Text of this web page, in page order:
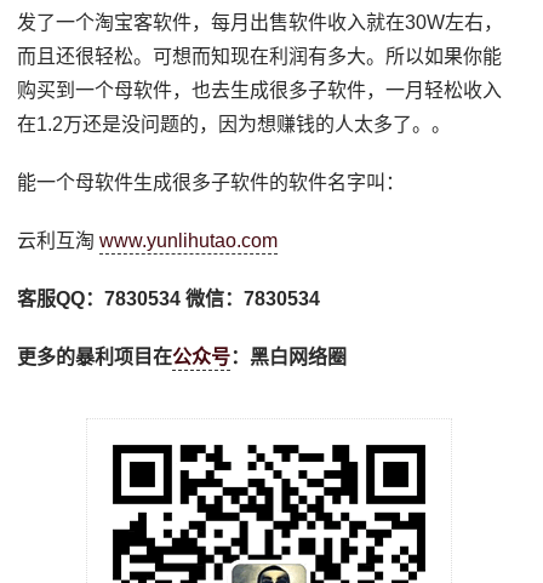
发了一个淘宝客软件，每月出售软件收入就在30W左右，
而且还很轻松。可想而知现在利润有多大。所以如果你能
购买到一个母软件，也去生成很多子软件，一月轻松收入
在1.2万还是没问题的，因为想赚钱的人太多了。。
能一个母软件生成很多子软件的软件名字叫：
云利互淘www.yunlihutao.com
客服QQ：7830534 微信：7830534
更多的暴利项目在公众号：黑白网络圈